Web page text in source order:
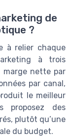
de
?
à relier chaque
à trois
marge nette par
par canal,
le meilleur
proposez des
plutôt qu’une
du budget.